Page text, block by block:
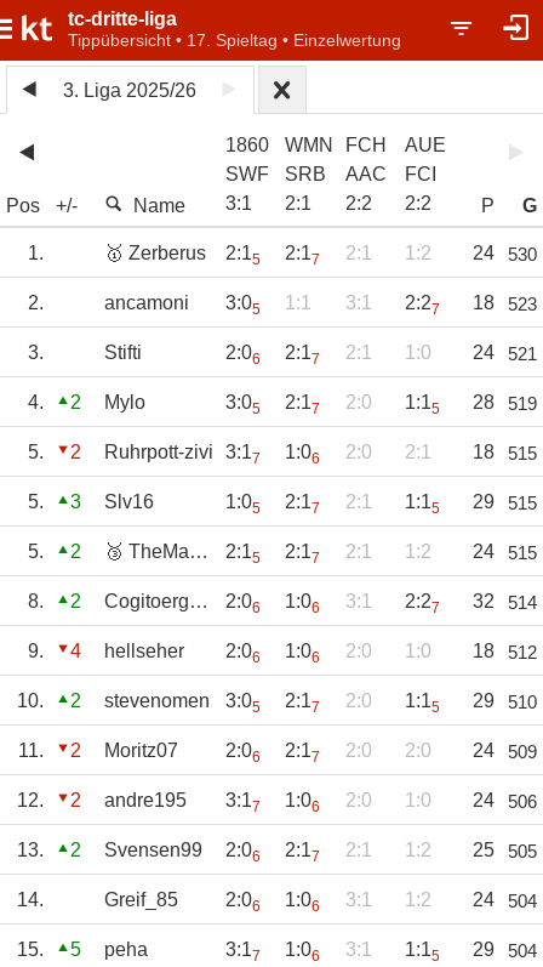
tc-dritte-liga
Tippübersicht • 17. Spieltag • Einzelwertung
3. Liga 2025/26
Pos +/- Name
1860
SWF
3:1
WMN
SRB
2:1
FCH
AAC
2:2
AUE
FCI
2:2 P G
1. 🥇 Zerberus 2:15 2:17 2:1 1:2 24 530
2. ancamoni 3:05 1:1 3:1 2:27 18 523
3. Stifti 2:06 2:17 2:1 1:0 24 521
4. 2 Mylo 3:05 2:17 2:0 1:15 28 519
5. 2 Ruhrpott-zivi 3:17 1:06 2:0 2:1 18 515
5. 3 Slv16 1:05 2:17 2:1 1:15 29 515
5. 2 🥉 TheMagicEye 2:15 2:17 2:1 1:2 24 515
8. 2 Cogitoergosum 2:06 1:06 3:1 2:27 32 514
9. 4 hellseher 2:06 1:06 2:0 1:0 18 512
10. 2 stevenomen 3:05 2:17 2:0 1:15 29 510
11. 2 Moritz07 2:06 2:17 2:0 2:0 24 509
12. 2 andre195 3:17 1:06 2:0 1:0 24 506
13. 2 Svensen99 2:06 2:17 2:1 1:2 25 505
14. Greif_85 2:06 1:06 3:1 1:2 24 504
15. 5 peha 3:17 1:06 3:1 1:15 29 504